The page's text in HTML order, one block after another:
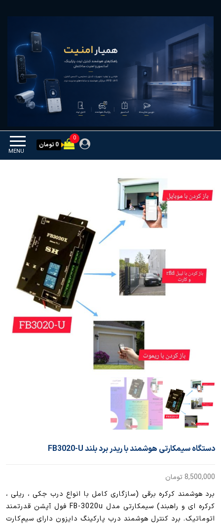
همیار امنیت
MENU
0
0 تومان
دستگاه سیمکارتی هوشمند با ریدر برد بلند FB3020-U
8,500,000 تومان
برد هوشمند کرکره برقی (سازگاری کامل با انواع درب جکی ، ریلی ،
کرکره ای و راهبند) سیمکارتی مدل FB-3020u فول آپشن قدرتمند
اتوماتیک. برد کنترل هوشمند درب پارکینگ دایزون دارای سیم‌کارت